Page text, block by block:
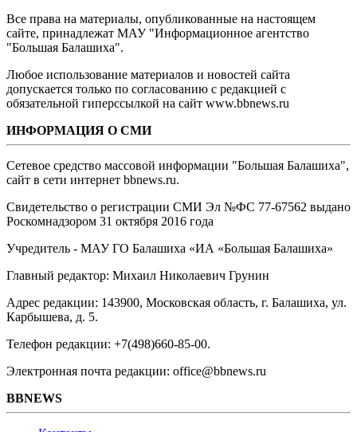
Все права на материалы, опубликованные на настоящем
сайте, принадлежат МАУ "Информационное агентство
"Большая Балашиха".
Любое использование материалов и новостей сайта
допускается только по согласованию с редакцией с
обязательной гиперссылкой на сайт www.bbnews.ru
ИНФОРМАЦИЯ О СМИ
Сетевое средство массовой информации "Большая Балашиха",
сайт в сети интернет bbnews.ru.
Свидетельство о регистрации СМИ Эл №ФС ‎77-67562 выдано
Роскомнадзором 31 октября 2016 года
Учредитель - МАУ ГО Балашиха «ИА «Большая Балашиха»
Главный редактор: Михаил Николаевич Грунин
Адрес редакции: 143900, Московская область, г. Балашиха, ул.
Карбышева, д. 5.
Телефон редакции: +7(498)660-85-00.
Электронная почта редакции: office@bbnews.ru
BBNEWS